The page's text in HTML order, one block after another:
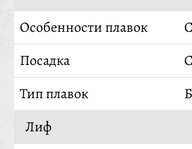
Особенности плавок
Посадка
Тип плавок
Лиф